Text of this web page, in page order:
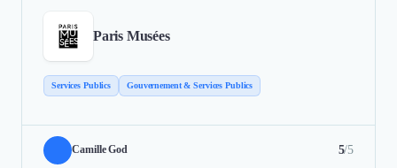
Paris Musées
Services Publics Gouvernement & Services Publics
Camille God 5/5